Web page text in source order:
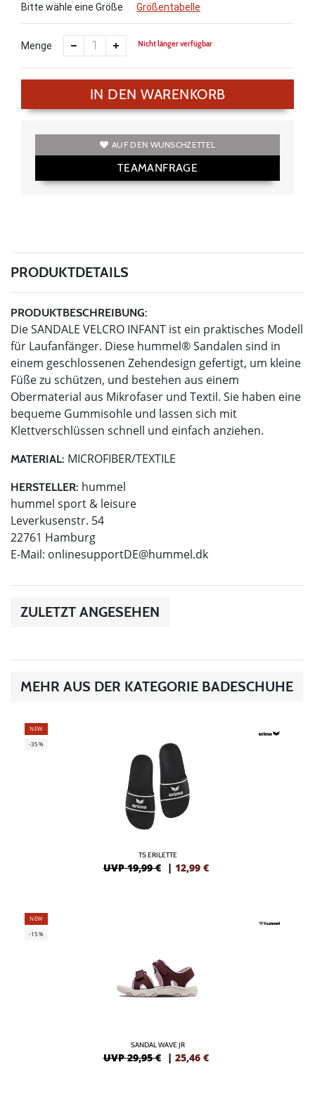
Bitte wähle eine Größe
Größentabelle
Menge Nicht länger verfügbar
IN DEN WARENKORB
AUF DEN WUNSCHZETTEL
TEAMANFRAGE
PRODUKTDETAILS
PRODUKTBESCHREIBUNG:
Die SANDALE VELCRO INFANT ist ein praktisches Modell
für Laufanfänger. Diese hummel® Sandalen sind in
einem geschlossenen Zehendesign gefertigt, um kleine
Füße zu schützen, und bestehen aus einem
Obermaterial aus Mikrofaser und Textil. Sie haben eine
bequeme Gummisohle und lassen sich mit
Klettverschlüssen schnell und einfach anziehen.
MATERIAL: MICROFIBER/TEXTILE
HERSTELLER: hummel
hummel sport & leisure
Leverkusenstr. 54
22761 Hamburg
E-Mail: onlinesupportDE@hummel.dk
ZULETZT ANGESEHEN
MEHR AUS DER KATEGORIE BADESCHUHE
NEW
-35%
TS ERILETTE
UVP 19,99 € | 12,99 €
NEW
-15%
SANDAL WAVE JR
UVP 29,95 € | 25,46 €